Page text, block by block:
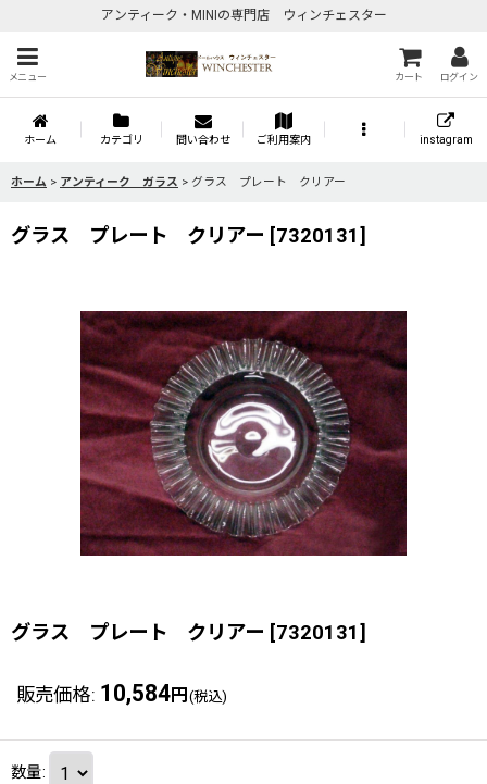
アンティーク・MINIの専門店 ウィンチェスター
メニュー カート ログイン
ホーム カテゴリ 問い合わせ ご利用案内 instagram
ホーム > アンティーク ガラス > グラス プレート クリアー
グラス プレート クリアー [7320131]
グラス プレート クリアー [7320131]
販売価格: 10,584円 (税込)
数量: